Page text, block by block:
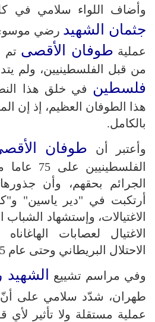
وأضاف اللواء سلامي في
جثمان الشهيد رضي
عملية طوفان الأقصى تم
من قبل الفلسطينيين، ولم
فلسطين في خلق هذا
هذا الطوفان العظيم، إذ إن
بالكامل.
وأعتبر أن طوفان
الجرائم بحقهم، وأن
أرتكبت في "دير ياسين"
الاغتيالات، وإستشهاد
الاغتيال لعصابات
الاحتلال البريطاني وحتى عام 1945 و الى الآن.
وفي مراسم تشييع
طهران، شدّد سلامي على
عملية مستقلة ولا تأثير لأي